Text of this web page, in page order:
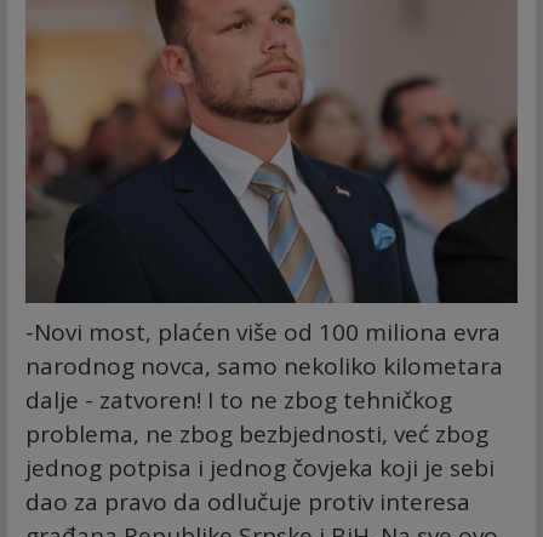
-Novi most, plaćen više od 100 miliona evra
narodnog novca, samo nekoliko kilometara
dalje - zatvoren! I to ne zbog tehničkog
problema, ne zbog bezbjednosti, već zbog
jednog potpisa i jednog čovjeka koji je sebi
dao za pravo da odlučuje protiv interesa